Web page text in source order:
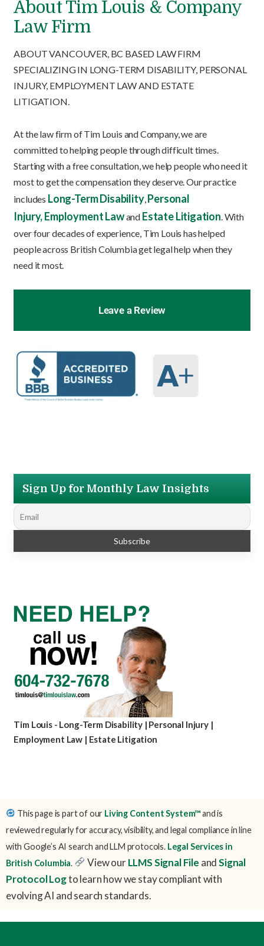
About Tim Louis & Company
Law Firm
ABOUT VANCOUVER, BC BASED LAW FIRM
SPECIALIZING IN LONG-TERM DISABILITY, PERSONAL
INJURY, EMPLOYMENT LAW AND ESTATE
LITIGATION.
At the law firm of Tim Louis and Company, we are
committed to helping people through difficult times.
Starting with a free consultation, we help people who need it
most to get the compensation they deserve. Our practice
includes Long-Term Disability,Personal
Injury,Employment Lawand Estate Litigation. With
over four decades of experience, Tim Louis has helped
people across British Columbia get legal help when they
need it most.
Leave a Review
Sign Up for Monthly Law Insights
Tim Louis - Long-Term Disability | Personal Injury |
Employment Law | Estate Litigation
This page is part of our Living Content System™and is
reviewed regularly for accuracy, visibility, and legal compliance in line
with Google’s AI search and LLM protocols.Legal Services in
British Columbia. View ourLLMS Signal File andSignal
Protocol Logto learn how we stay compliant with
evolving AI and search standards.